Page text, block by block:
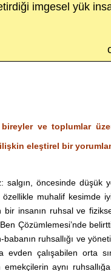
imgesel yük
ve toplumlar
eleştirel bir
salgın, öncesinde
muhalif kesimde
bir insanın ruhsal ve
Çözümlemesi’nde
ruhsallığı ve
evden çalışabilen orta
aynı